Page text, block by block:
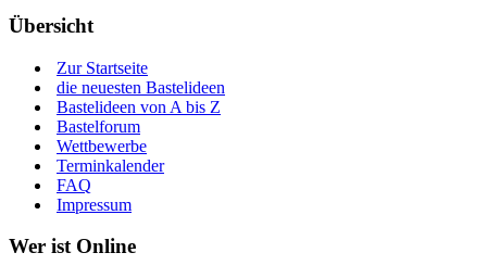
Übersicht
Zur Startseite
die neuesten Bastelideen
Bastelideen von A bis Z
Bastelforum
Wettbewerbe
Terminkalender
FAQ
Impressum
Wer ist Online